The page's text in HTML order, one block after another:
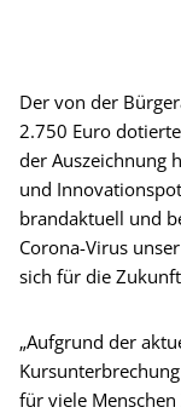
Der von der
2.750 Euro
der Auszeichnung
und
brandaktuell und
Corona-Virus
sich für die
„Aufgrund der
für viele